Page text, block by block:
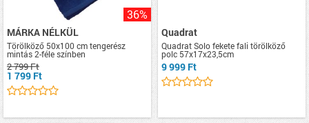
36%
MÁRKA NÉLKÜL
Törölköző 50x100 cm tengerész
mintás 2-féle színben
2 799 Ft
1 799 Ft
Quadrat
Quadrat Solo fekete fali törölköző
polc 57x17x23,5cm
9 999 Ft